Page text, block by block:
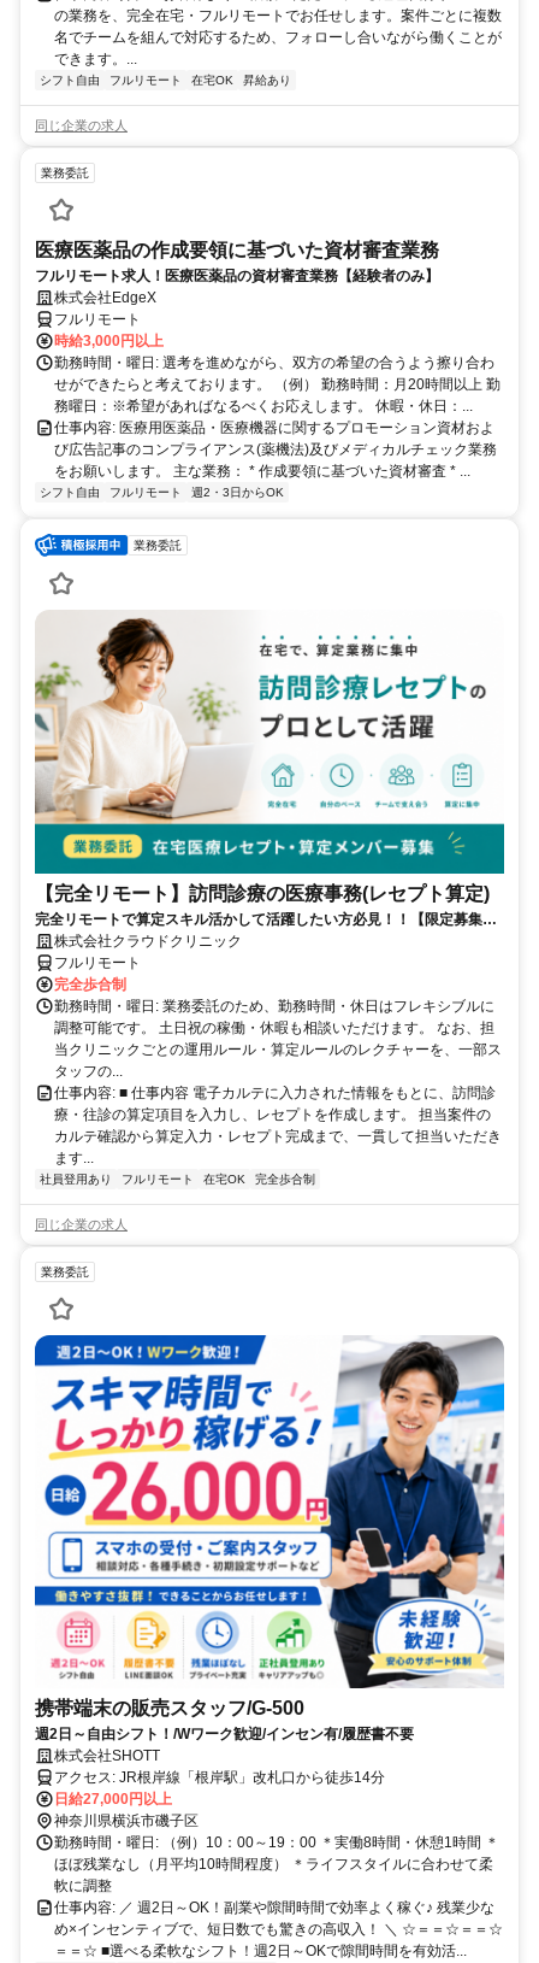
の業務を、完全在宅・フルリモートでお任せします。案件ごとに複数
名でチームを組んで対応するため、フォローし合いながら働くことが
できます。...
シフト自由 フルリモート 在宅OK 昇給あり
同じ企業の求人
業務委託
医療医薬品の作成要領に基づいた資材審査業務
フルリモート求人！医療医薬品の資材審査業務【経験者のみ】
株式会社EdgeX
フルリモート
時給3,000円以上
勤務時間・曜日: 選考を進めながら、双方の希望の合うよう擦り合わ
せができたらと考えております。 （例） 勤務時間：月20時間以上 勤
務曜日：※希望があればなるべくお応えします。 休暇・休日：...
仕事内容: 医療用医薬品・医療機器に関するプロモーション資材およ
び広告記事のコンプライアンス(薬機法)及びメディカルチェック業務
をお願いします。 主な業務： * 作成要領に基づいた資材審査 * ...
シフト自由 フルリモート 週2・3日からOK
業務委託
【完全リモート】訪問診療の医療事務(レセプト算定)
完全リモートで算定スキル活かして活躍したい方必見！！【限定募集】
完全リモート｜在宅医療レセプト算定（成果報酬型／業務委託）
株式会社クラウドクリニック
フルリモート
完全歩合制
勤務時間・曜日: 業務委託のため、勤務時間・休日はフレキシブルに
調整可能です。 土日祝の稼働・休暇も相談いただけます。 なお、担
当クリニックごとの運用ルール・算定ルールのレクチャーを、一部ス
タッフの...
仕事内容: ■ 仕事内容 電子カルテに入力された情報をもとに、訪問診
療・往診の算定項目を入力し、レセプトを作成します。 担当案件の
カルテ確認から算定入力・レセプト完成まで、一貫して担当いただき
ます...
社員登用あり フルリモート 在宅OK 完全歩合制
同じ企業の求人
業務委託
携帯端末の販売スタッフ/G-500
週2日～自由シフト！/Wワーク歓迎/インセン有/履歴書不要
株式会社SHOTT
アクセス: JR根岸線「根岸駅」改札口から徒歩14分
日給27,000円以上
神奈川県横浜市磯子区
勤務時間・曜日: （例）10：00～19：00 ＊実働8時間・休憩1時間 ＊
ほぼ残業なし（月平均10時間程度） ＊ライフスタイルに合わせて柔
軟に調整
仕事内容: ／ 週2日～OK！副業や隙間時間で効率よく稼ぐ♪ 残業少な
め×インセンティブで、短日数でも驚きの高収入！ ＼ ☆＝＝☆＝＝☆
＝＝☆ ■選べる柔軟なシフト！週2日～OKで隙間時間を有効活...